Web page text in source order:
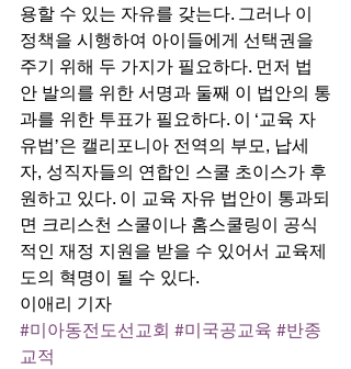
용할 수 있는 자유를 갖는다. 그러나 이
정책을 시행하여 아이들에게 선택권을
주기 위해 두 가지가 필요하다. 먼저 법
안 발의를 위한 서명과 둘째 이 법안의 통
과를 위한 투표가 필요하다. 이 ‘교육 자
유법’은 캘리포니아 전역의 부모, 납세
자, 성직자들의 연합인 스쿨 초이스가 후
원하고 있다. 이 교육 자유 법안이 통과되
면 크리스천 스쿨이나 홈스쿨링이 공식
적인 재정 지원을 받을 수 있어서 교육제
도의 혁명이 될 수 있다.
이애리 기자
#미아동전도선교회 #미국공교육 #반종
교적